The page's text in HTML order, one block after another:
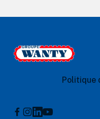
Le Groupe Wanty
Politique
Instagram
Linkedin
Youtube